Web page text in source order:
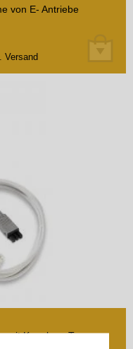
von E- Antriebe
Versand
mit Kupplung Typ